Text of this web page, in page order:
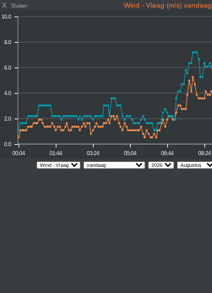
X Sluiten Wind - Vlaag (m/s) vandaag